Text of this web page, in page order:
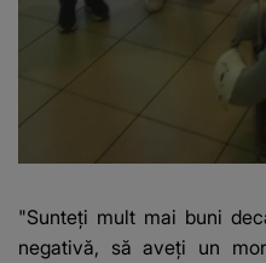
"Sunteți mult mai buni
negativă, să aveți un